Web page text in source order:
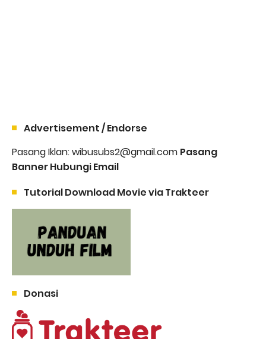
Advertisement / Endorse
Pasang Iklan: wibusubs2@gmail.com Pasang
Banner Hubungi Email
Tutorial Download Movie via Trakteer
Donasi